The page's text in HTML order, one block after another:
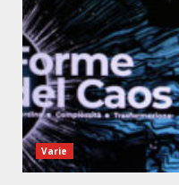
Varie